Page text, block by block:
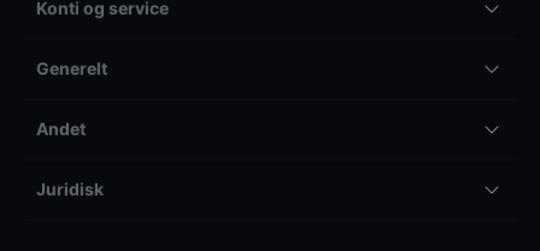
Konti og service
Generelt
Andet
Juridisk